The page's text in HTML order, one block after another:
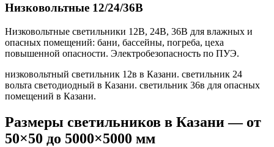
Низковольтные 12/24/36В
Низковольтные светильники 12В, 24В, 36В для влажных и
опасных помещений: бани, бассейны, погреба, цеха
повышенной опасности. Электробезопасность по ПУЭ.
низковольтный светильник 12в в Казани. светильник 24
вольта светодиодный в Казани. светильник 36в для опасных
помещений в Казани.
Размеры светильников в Казани— от
50×50 до 5000×5000 мм